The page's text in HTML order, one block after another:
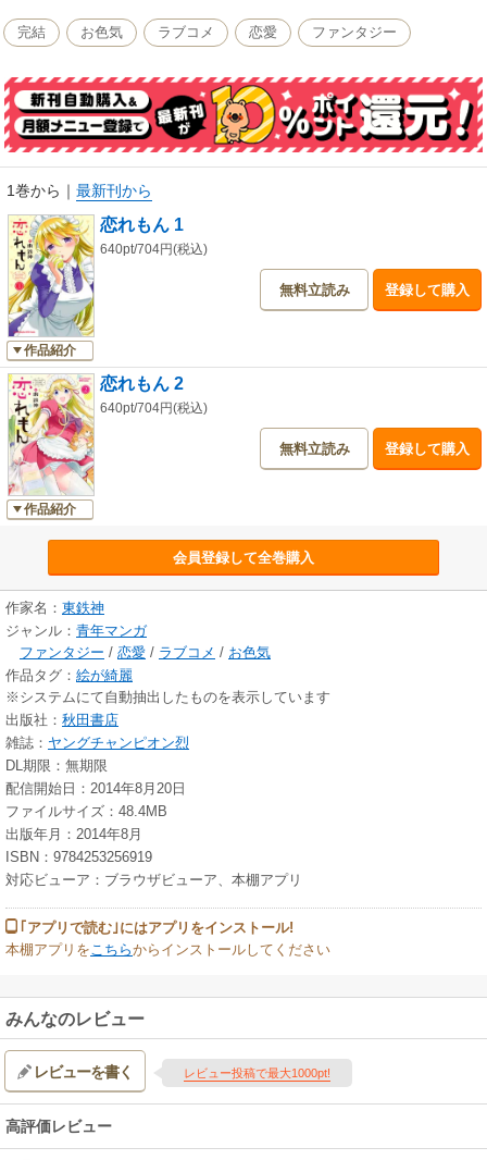
完結 お色気 ラブコメ 恋愛 ファンタジー
1巻から ｜ 最新刊から
作品紹介
恋れもん 1
640pt/704円(税込)
無料立読み 登録して購入
作品紹介
恋れもん 2
640pt/704円(税込)
無料立読み 登録して購入
会員登録して全巻購入
作家名： 東鉄神
ジャンル： 青年マンガ
ファンタジー / 恋愛 / ラブコメ / お色気
作品タグ： 絵が綺麗
※システムにて自動抽出したものを表示しています
出版社： 秋田書店
雑誌： ヤングチャンピオン烈
DL期限：無期限
配信開始日：2014年8月20日
ファイルサイズ：48.4MB
出版年月：2014年8月
ISBN：9784253256919
対応ビューア：ブラウザビューア、本棚アプリ
｢アプリで読む｣にはアプリをインストール!
本棚アプリを こちらからインストールしてください
みんなのレビュー
レビューを書く レビュー投稿で最大1000pt!
高評価レビュー